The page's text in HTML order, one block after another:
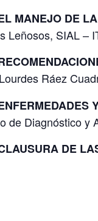
MANEJO DE
Leñosos, SIAL –
Lourdes Ráez
de Diagnóstico y
DE